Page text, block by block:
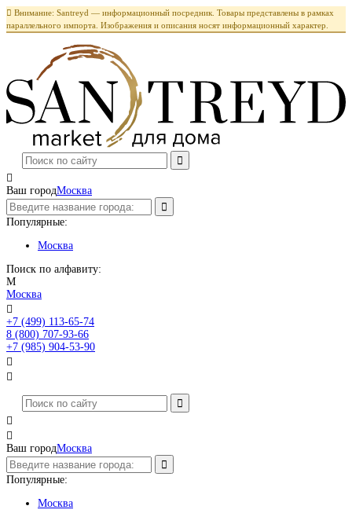
 Внимание: Santreyd — информационный посредник. Товары представлены в рамках
параллельного импорта. Изображения и описания носят информационный характер.

Ваш городМосква
Популярные:
Москва
Поиск по алфавиту:
М
Москва

+7 (499) 113-65-74
8 (800) 707-93-66
+7 (985) 904-53-90




Ваш городМосква
Популярные:
Москва